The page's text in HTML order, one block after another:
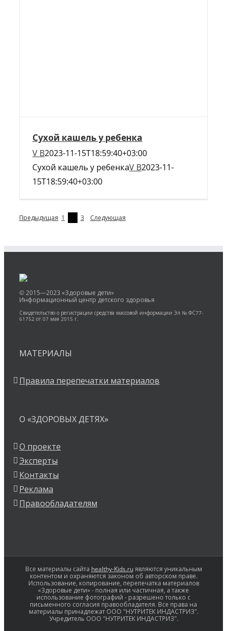
Сухой кашель у ребенка
V B2023-11-15T18:59:40+03:00
Сухой кашель у ребенкаV B2023-11-
15T18:59:40+03:00
Предыдущая 1 3 Следующая
© 2015—2023 «Здоровые дети»
Информационный центр детского здоровья
Свидетельство о регистрации средства массовой информации Эл № ФС77-
61752 от 07 мая 2015 г.
МАТЕРИАЛЫ
Правила перепечатки материалов
О «ЗДОРОВЫХ ДЕТЯХ»
О проекте
Эксперты
Контакты
Реклама
Правообладателям
Все материалы сайта healthy-Kids.ruявляются уникальным
контентом и охраняются законом об авторском праве.
Использование, копирование, перепечатка материалов
«Здоровые дети» - полная или частичная, а также
использование фотографий - разрешено только с
письменного согласия правообладателя. Все права на
материалы принадлежат ООО "НУТРИТЕК ИНДАСТРИЗ".
Учредитель ООО "НУТРИТЕК ИНДАСТРИЗ".